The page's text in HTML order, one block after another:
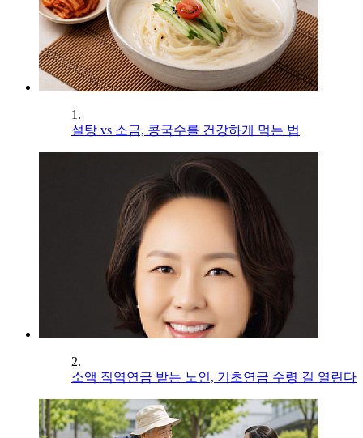
1.
설탕 vs 소금, 콩국수를 건강하게 먹는 법
2.
소액 직역연금 받는 노인, 기초연금 수령 길 열린다